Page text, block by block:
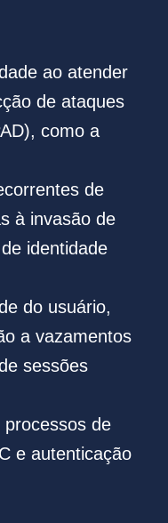
ao atender
de ataques
como a
de
à invasão de
identidade
do usuário,
a vazamentos
sessões
de
e autenticação